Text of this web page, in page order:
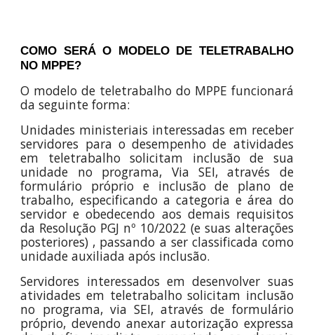
COMO SERÁ O MODELO DE TELETRABALHO
NO MPPE?
O modelo de teletrabalho do MPPE funcionará
da seguinte forma:
Unidades ministeriais interessadas em receber
servidores para o desempenho de atividades
em teletrabalho solicitam inclusão de sua
unidade no programa, Via SEI, através de
formulário próprio e inclusão de plano de
trabalho, especificando a categoria e área do
servidor e obedecendo aos demais requisitos
da Resolução PGJ nº 10/2022 (e suas alterações
posteriores) , passando a ser classificada como
unidade auxiliada após inclusão.
Servidores interessados em desenvolver suas
atividades em teletrabalho solicitam inclusão
no programa, via SEI, através de formulário
próprio, devendo anexar autorização expressa